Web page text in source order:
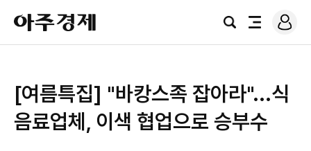
아
주
경
검
전
로
그
[여름특집] "바캉스족 잡아라"...식
음료업체, 이색 협업으로 승부수